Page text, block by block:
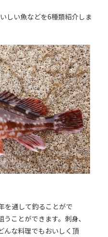
しい魚などを6種類紹介しま
を通して釣ることがで
ことができます。刺身、
んな料理でもおいしく頂